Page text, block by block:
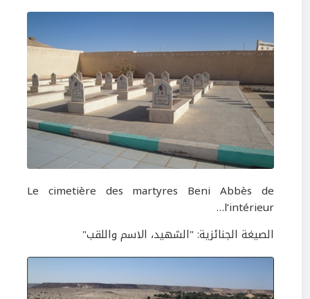
Le cimetière des martyres Beni Abbès de
l’intérieur…
الصيغة الجنائزية: "الشهيد، الاسم واللقب"